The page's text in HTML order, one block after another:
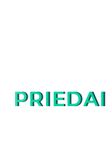
PRIEDAI